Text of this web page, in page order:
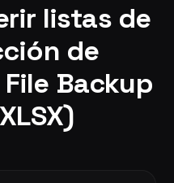
listas de
de
Backup